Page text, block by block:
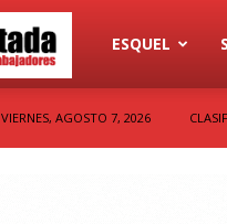
Diario
ESQUEL
VIERNES, AGOSTO 7, 2026